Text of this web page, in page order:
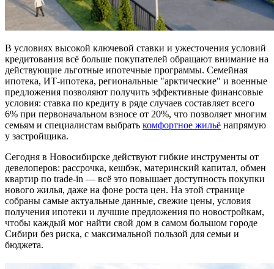
В условиях высокой ключевой ставки и ужесточения условий
кредитования всё больше покупателей обращают внимание на
действующие льготные ипотечные программы. Семейная
ипотека, ИТ-ипотека, региональные "арктические" и военные
предложения позволяют получить эффективные финансовые
условия: ставка по кредиту в ряде случаев составляет всего
6% при первоначальном взносе от 20%, что позволяет многим
семьям и специалистам выбрать комфортное жильё напрямую
у застройщика.
Сегодня в Новосибирске действуют гибкие инструменты от
девелоперов: рассрочка, кешбэк, материнский капитал, обмен
квартир по trade-in — всё это повышает доступность покупки
нового жилья, даже на фоне роста цен. На этой странице
собраны самые актуальные данные, свежие цены, условия
получения ипотеки и лучшие предложения по новостройкам,
чтобы каждый мог найти свой дом в самом большом городе
Сибири без риска, с максимальной пользой для семьи и
бюджета.